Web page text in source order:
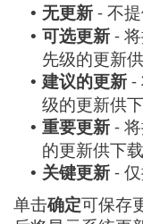
• 无更新 - 不
• 可选更新 -
先级的更新供
• 建议的更新 -
级的更新供下
• 重要更新 -
的更新供下载
• 关键更新 -
单击确定可保存